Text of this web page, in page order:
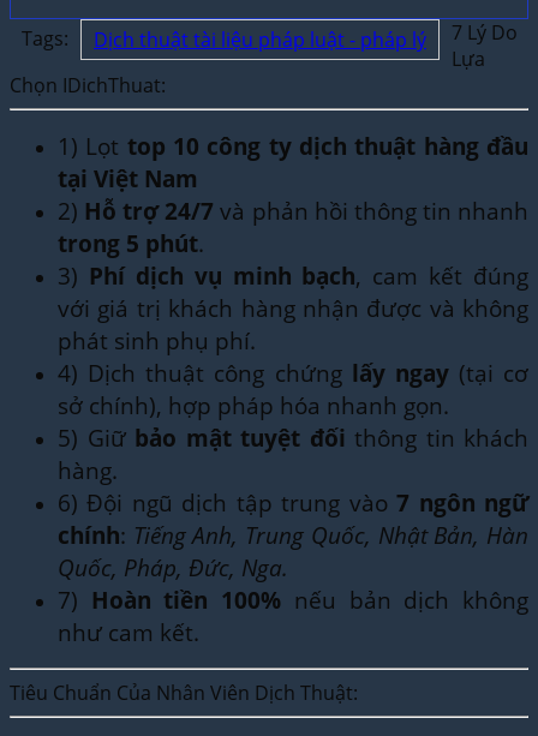
Tags: Dịch thuật tài liệu pháp luật - pháp lý
7 Lý Do
Lựa
Chọn IDichThuat:
1) Lọt top 10 công ty dịch thuật hàng đầu
tại Việt Nam
2) Hỗ trợ 24/7 và phản hồi thông tin nhanh
trong 5 phút.
3) Phí dịch vụ minh bạch, cam kết đúng
với giá trị khách hàng nhận được và không
phát sinh phụ phí.
4) Dịch thuật công chứng lấy ngay(tại cơ
sở chính), hợp pháp hóa nhanh gọn.
5) Giữ bảo mật tuyệt đối thông tin khách
hàng.
6) Đội ngũ dịch tập trung vào7 ngôn ngữ
chính: Tiếng Anh, Trung Quốc, Nhật Bản, Hàn
Quốc, Pháp, Đức, Nga.
7) Hoàn tiền 100% nếu bản dịch không
như cam kết.
Tiêu Chuẩn Của Nhân Viên Dịch Thuật: